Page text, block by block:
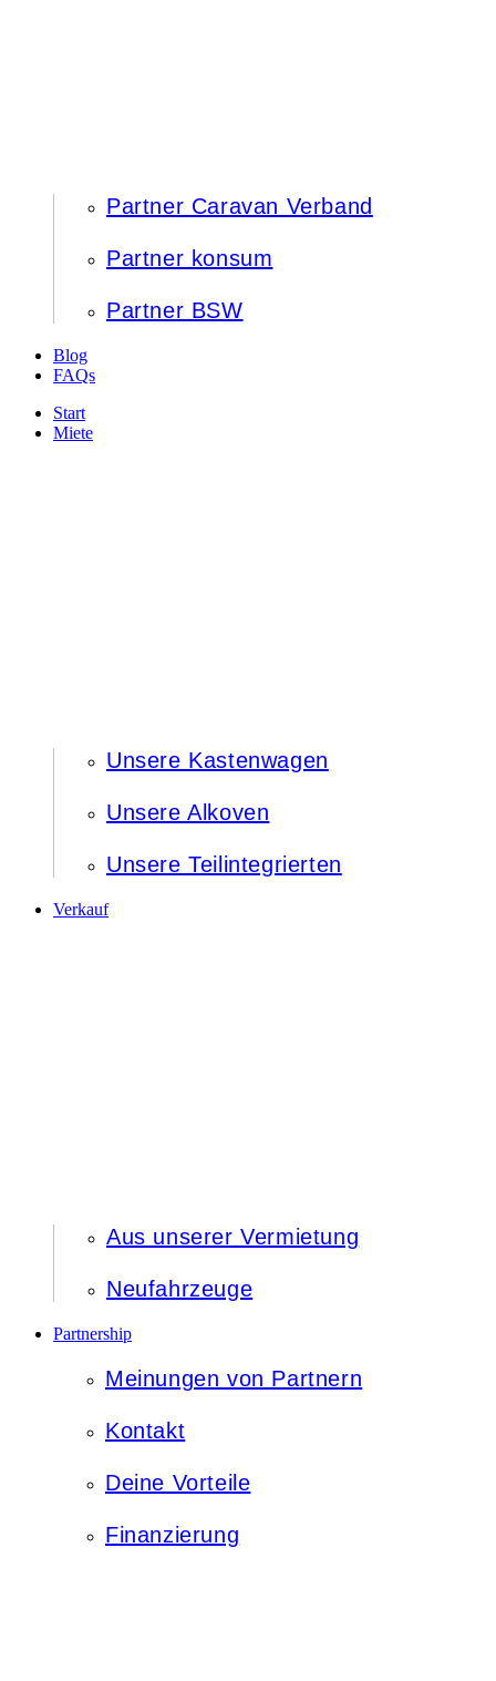
Partner Caravan Verband
Partner konsum
Partner BSW
Blog
FAQs
Start
Miete
Unsere Kastenwagen
Unsere Alkoven
Unsere Teilintegrierten
Verkauf
Aus unserer Vermietung
Neufahrzeuge
Partnership
Meinungen von Partnern
Kontakt
Deine Vorteile
Finanzierung